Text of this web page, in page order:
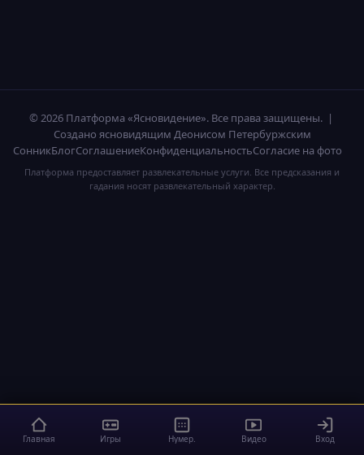
© 2026 Платформа «Ясновидение». Все права защищены. |
Создано ясновидящим Деонисом Петербуржским
СонникБлогСоглашениеКонфиденциальностьСогласие на фото
Платформа предоставляет развлекательные услуги. Все предсказания и
гадания носят развлекательный характер.
Главная Игры Нумер. Видео Вход